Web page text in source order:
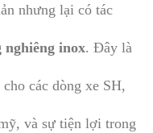
nhưng lại có tác
nghiêng inox. Đây là
các dòng xe SH,
và sự tiện lợi trong